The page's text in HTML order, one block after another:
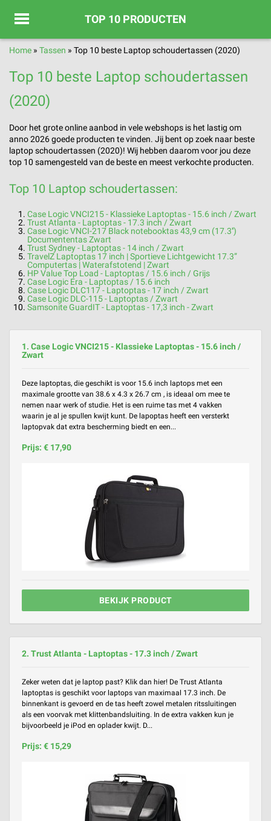
TOP 10 PRODUCTEN
Home » Tassen » Top 10 beste Laptop schoudertassen (2020)
Top 10 beste Laptop schoudertassen
(2020)
Door het grote online aanbod in vele webshops is het lastig om
anno 2026 goede producten te vinden. Jij bent op zoek naar beste
laptop schoudertassen (2020)! Wij hebben daarom voor jou deze
top 10 samengesteld van de beste en meest verkochte producten.
Top 10 Laptop schoudertassen:
Case Logic VNCI215 - Klassieke Laptoptas - 15.6 inch / Zwart
Trust Atlanta - Laptoptas - 17.3 inch / Zwart
Case Logic VNCI-217 Black notebooktas 43,9 cm (17.3'')
Documententas Zwart
Trust Sydney - Laptoptas - 14 inch / Zwart
TravelZ Laptoptas 17 inch | Sportieve Lichtgewicht 17.3”
Computertas | Waterafstotend | Zwart
HP Value Top Load - Laptoptas / 15.6 inch / Grijs
Case Logic Era - Laptoptas / 15.6 inch
Case Logic DLC117 - Laptoptas - 17 inch / Zwart
Case Logic DLC-115 - Laptoptas / Zwart
Samsonite GuardIT - Laptoptas - 17,3 inch - Zwart
1. Case Logic VNCI215 - Klassieke Laptoptas - 15.6 inch /
Zwart
Deze laptoptas, die geschikt is voor 15.6 inch laptops met een
maximale grootte van 38.6 x 4.3 x 26.7 cm , is ideaal om mee te
nemen naar werk of studie. Het is een ruime tas met 4 vakken
waarin je al je spullen kwijt kunt. De lapoptas heeft een versterkt
laptopvak dat extra bescherming biedt en een...
Prijs: € 17,90
BEKIJK PRODUCT
2. Trust Atlanta - Laptoptas - 17.3 inch / Zwart
Zeker weten dat je laptop past? Klik dan hier! De Trust Atlanta
laptoptas is geschikt voor laptops van maximaal 17.3 inch. De
binnenkant is gevoerd en de tas heeft zowel metalen ritssluitingen
als een voorvak met klittenbandsluiting. In de extra vakken kun je
bijvoorbeeld je iPod en oplader kwijt. D...
Prijs: € 15,29